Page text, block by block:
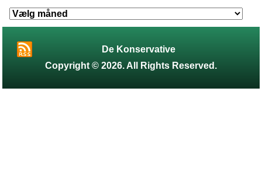
Arkiv
De Konservative
Copyright © 2026. All Rights Reserved.